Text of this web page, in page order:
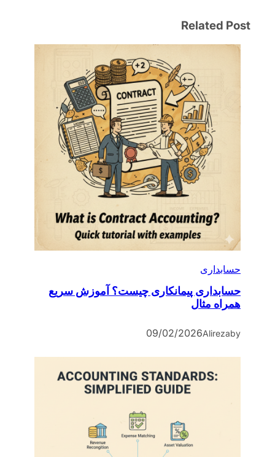
Related Post
حسابداری
حسابداری پیمانکاری چیست؟ آموزش سریع
همراه مثال
by
Alireza
09/02/2026